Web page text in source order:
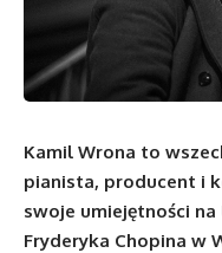
Kamil Wrona to
pianista, producent i
swoje umiejętności
Fryderyka Chopina w